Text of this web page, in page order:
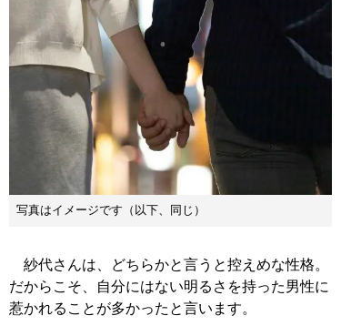
写真はイメージです（以下、同じ）
紗代さんは、どちらかと言うと控えめな性格。
だからこそ、自分にはない明るさを持った男性に
惹かれることが多かったと言います。